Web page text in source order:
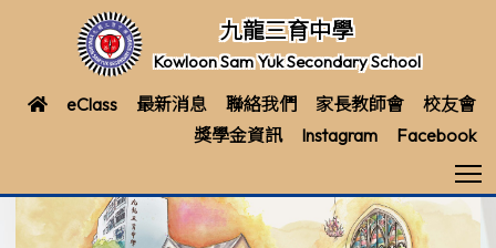
九龍三育中學
Kowloon Sam Yuk Secondary School
eClass 最新消息 聯絡我們 家長教師會
校友會
獎學金資訊
Instagram Facebook